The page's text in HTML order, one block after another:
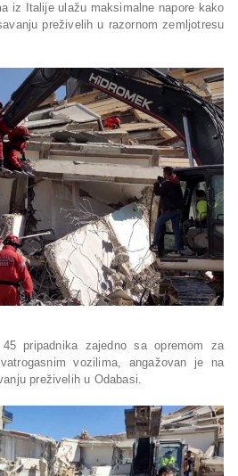
iz Italije ulažu maksimalne napore kako
preživelih u razornom zemljotresu
pripadnika zajedno sa opremom za
vozilima, angažovan je na
preživelih u Odabasi.